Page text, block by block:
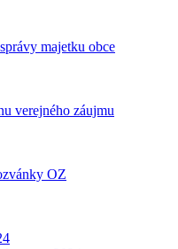
majetku obce
verejného záujmu
OZ